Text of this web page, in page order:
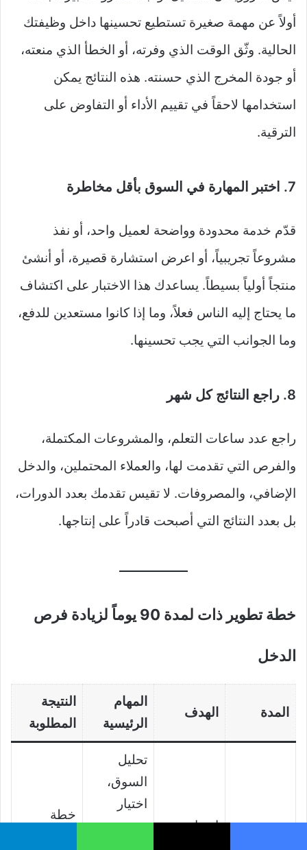
أولاً عن مهمة صغيرة تستطيع تحسينها داخل وظيفتك
الحالية. وثّق الوقت الذي وفرته، أو الخطأ الذي منعته،
أو جودة المخرج الذي حسنته. هذه النتائج يمكن
استخدامها لاحقاً في تقييم الأداء أو التفاوض على
الترقية.
7. اختبر المهارة في السوق بأقل مخاطرة
قدّم خدمة محدودة وواضحة لعميل واحد، أو نفذ
مشروعاً تجريبياً، أو اعرض استشارة قصيرة، أو أنشئ
منتجاً أولياً بسيطاً. يساعدك هذا الاختبار على اكتشاف
ما يحتاج إليه الناس فعلاً، وما إذا كانوا مستعدين للدفع،
وما الجوانب التي يجب تحسينها.
8. راجع النتائج كل شهر
راجع عدد ساعات التعلم، والمشروعات المكتملة،
والفرص التي تقدمت لها، والعملاء المحتملين، والدخل
الإضافي، والمصروفات. لا تقيس تقدمك بعدد الدورات،
بل بعدد النتائج التي أصبحت قادراً على إنتاجها.
خطة تطوير ذات لمدة 90 يوماً لزيادة فرص
الدخل
المدة الهدف
المهام
الرئيسية
النتيجة
المطلوبة
اختيار
تحليل
السوق،
اختيار
مصدر
خطة